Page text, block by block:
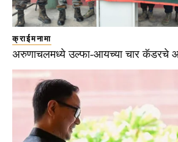
क्राईमनामा
अरुणाचलमध्ये उल्फा-आयच्या चार कॅडरचे